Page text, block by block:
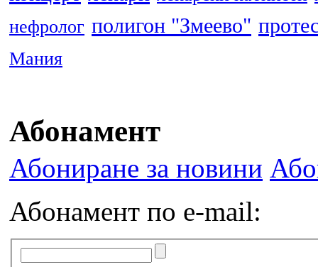
нефролог полигон "Змеево"
Мания
Абонамент
Абониране за новини
Абонамент по e-mail: